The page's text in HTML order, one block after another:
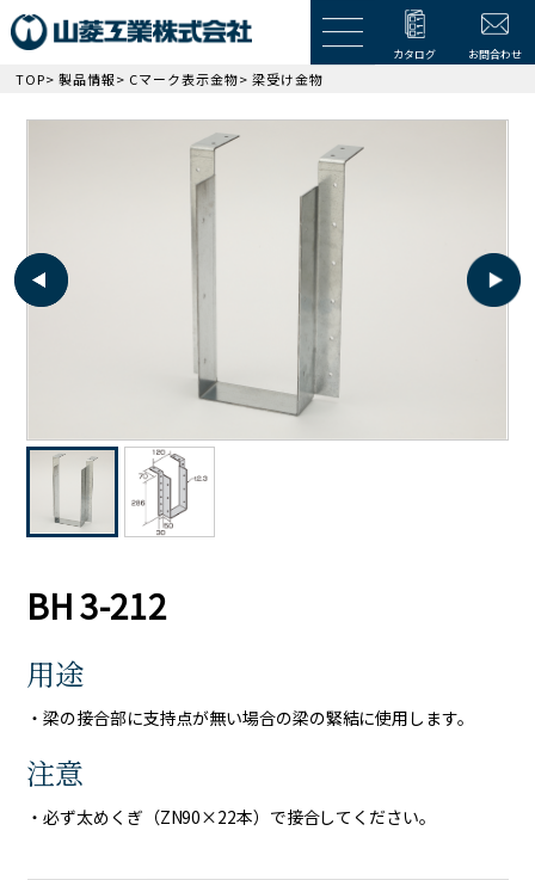
カタログ お問合わせ
TOP>製品情報> Cマーク表示金物> 梁受け金物
BH 3-212
用途
・梁の接合部に支持点が無い場合の梁の緊結に使用します。
注意
・必ず太めくぎ（ZN90×22本）で接合してください。